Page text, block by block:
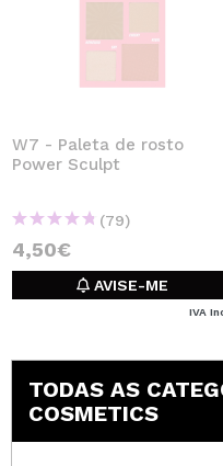
W7 - Paleta de rosto
Power Sculpt
(79)
4,50€
AVISE-ME
IVA
TODAS AS
COSMETICS